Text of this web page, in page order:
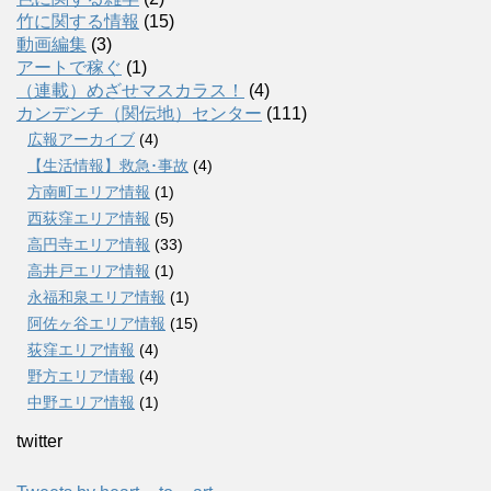
竹に関する情報 (15)
動画編集 (3)
アートで稼ぐ (1)
（連載）めざせマスカラス！
(4)
カンデンチ（関伝地）センター (111)
広報アーカイブ (4)
【生活情報】救急･事故 (4)
方南町エリア情報 (1)
西荻窪エリア情報 (5)
高円寺エリア情報 (33)
高井戸エリア情報 (1)
永福和泉エリア情報 (1)
阿佐ヶ谷エリア情報 (15)
荻窪エリア情報 (4)
野方エリア情報 (4)
中野エリア情報 (1)
twitter